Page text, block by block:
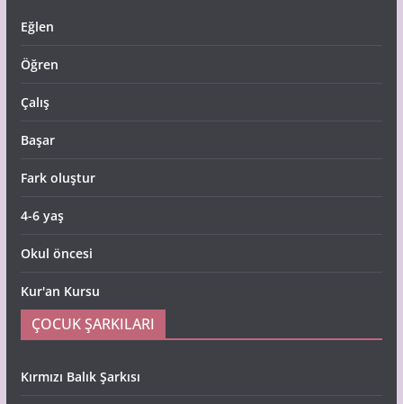
Eğlen
Öğren
Çalış
Başar
Fark oluştur
4-6 yaş
Okul öncesi
Kur'an Kursu
ÇOCUK ŞARKILARI
Kırmızı Balık Şarkısı